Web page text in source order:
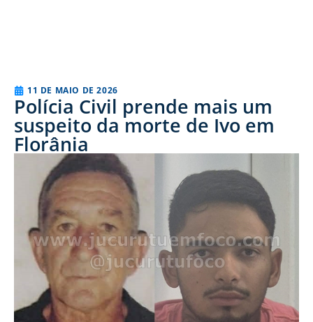
11 DE MAIO DE 2026
Polícia Civil prende mais um
suspeito da morte de Ivo em
Florânia